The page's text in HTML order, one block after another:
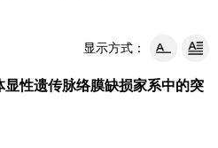
显示方式：
显性遗传脉络膜缺损家系中的突